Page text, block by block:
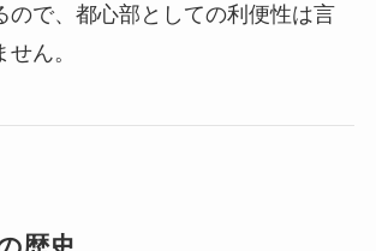
ので、都心部としての利便性は言
ん。